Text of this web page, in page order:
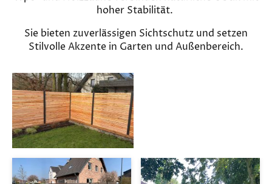
hoher Stabilität.
Sie bieten zuverlässigen Sichtschutz und setzen
Stilvolle Akzente in Garten und Außenbereich.